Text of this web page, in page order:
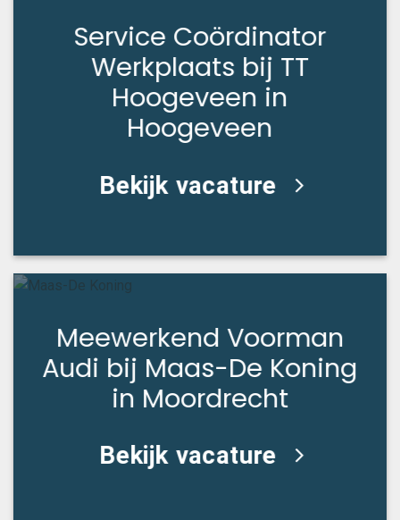
Service Coördinator
Werkplaats bij TT
Hoogeveen in
Hoogeveen
Bekijk vacature
Meewerkend Voorman
Audi bij Maas-De Koning
in Moordrecht
Bekijk vacature